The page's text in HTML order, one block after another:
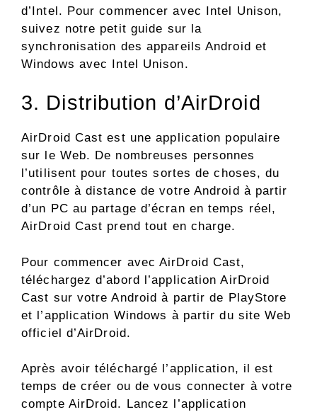
d’Intel. Pour commencer avec Intel Unison,
suivez notre petit guide sur la
synchronisation des appareils Android et
Windows avec Intel Unison.
3. Distribution d’AirDroid
AirDroid Cast est une application populaire
sur le Web. De nombreuses personnes
l’utilisent pour toutes sortes de choses, du
contrôle à distance de votre Android à partir
d’un PC au partage d’écran en temps réel,
AirDroid Cast prend tout en charge.
Pour commencer avec AirDroid Cast,
téléchargez d’abord l’application AirDroid
Cast sur votre Android à partir de PlayStore
et l’application Windows à partir du site Web
officiel d’AirDroid.
Après avoir téléchargé l’application, il est
temps de créer ou de vous connecter à votre
compte AirDroid. Lancez l’application